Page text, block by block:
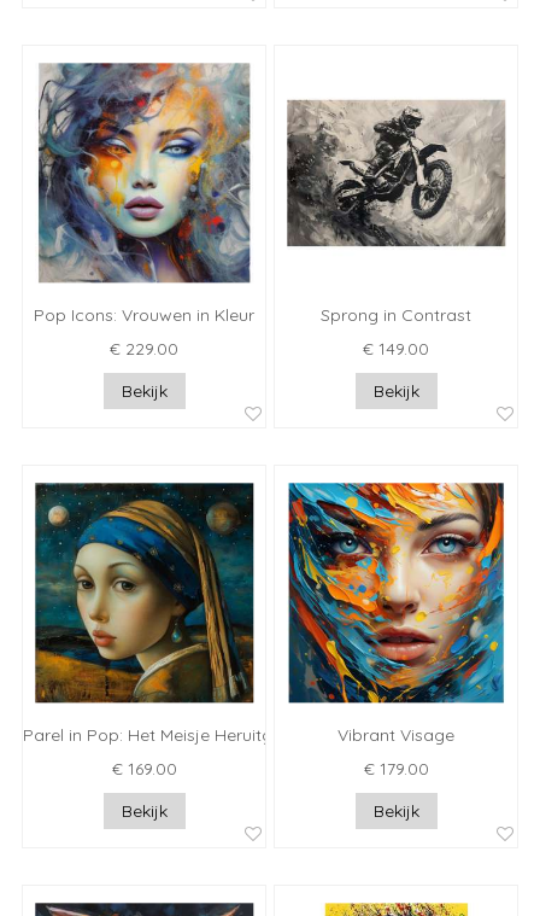
Pop Icons: Vrouwen in Kleur
€ 229.00
Bekijk
Sprong in Contrast
€ 149.00
Bekijk
Parel in Pop: Het Meisje Heruitgevonden
€ 169.00
Bekijk
Vibrant Visage
€ 179.00
Bekijk